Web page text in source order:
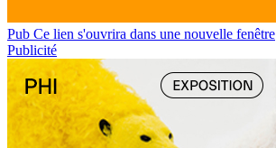
Pub Ce lien s'ouvrira dans une nouvelle fenêtre
Publicité